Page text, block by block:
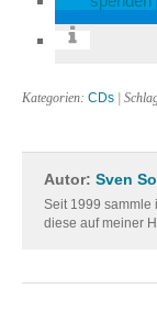
Kategorien: CDs |
Autor: Sven
Seit 1999 sammle
diese auf meiner